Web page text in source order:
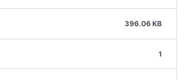
396.06 KB
1